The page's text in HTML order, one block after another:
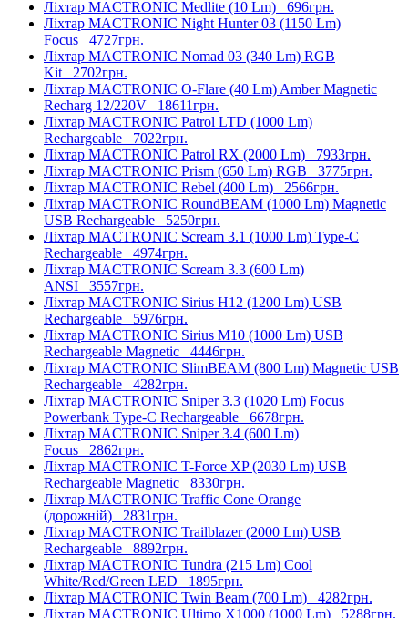
Ліхтар MACTRONIC Medlite (10 Lm) 696грн.
Ліхтар MACTRONIC Night Hunter 03 (1150 Lm)
Focus 4727грн.
Ліхтар MACTRONIC Nomad 03 (340 Lm) RGB
Kit 2702грн.
Ліхтар MACTRONIC O-Flare (40 Lm) Amber Magnetic
Recharg 12/220V 18611грн.
Ліхтар MACTRONIC Patrol LTD (1000 Lm)
Rechargeable 7022грн.
Ліхтар MACTRONIC Patrol RX (2000 Lm) 7933грн.
Ліхтар MACTRONIC Prism (650 Lm) RGB 3775грн.
Ліхтар MACTRONIC Rebel (400 Lm) 2566грн.
Ліхтар MACTRONIC RoundBEAM (1000 Lm) Magnetic
USB Rechargeable 5250грн.
Ліхтар MACTRONIC Scream 3.1 (1000 Lm) Type-C
Rechargeable 4974грн.
Ліхтар MACTRONIC Scream 3.3 (600 Lm)
ANSI 3557грн.
Ліхтар MACTRONIC Sirius H12 (1200 Lm) USB
Rechargeable 5976грн.
Ліхтар MACTRONIC Sirius M10 (1000 Lm) USB
Rechargeable Magnetic 4446грн.
Ліхтар MACTRONIC SlimBEAM (800 Lm) Magnetic USB
Rechargeable 4282грн.
Ліхтар MACTRONIC Sniper 3.3 (1020 Lm) Focus
Powerbank Type-C Rechargeable 6678грн.
Ліхтар MACTRONIC Sniper 3.4 (600 Lm)
Focus 2862грн.
Ліхтар MACTRONIC T-Force XP (2030 Lm) USB
Rechargeable Magnetic 8330грн.
Ліхтар MACTRONIC Traffic Cone Orange
(дорожній) 2831грн.
Ліхтар MACTRONIC Trailblazer (2000 Lm) USB
Rechargeable 8892грн.
Ліхтар MACTRONIC Tundra (215 Lm) Cool
White/Red/Green LED 1895грн.
Ліхтар MACTRONIC Twin Beam (700 Lm) 4282грн.
Ліхтар MACTRONIC Ultimo X1000 (1000 Lm) 5288грн.